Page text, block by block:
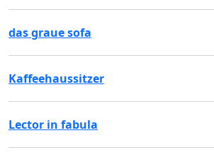
das graue sofa
Kaffeehaussitzer
Lector in fabula